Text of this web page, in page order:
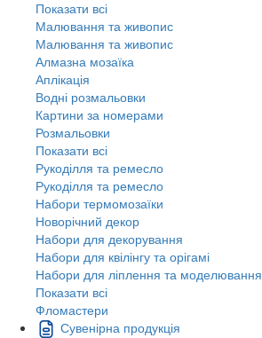
Показати всі
Малювання та живопис
Малювання та живопис
Алмазна мозаїка
Аплікація
Водні розмальовки
Картини за номерами
Розмальовки
Показати всі
Рукоділля та ремесло
Рукоділля та ремесло
Набори термомозаїки
Новорічний декор
Набори для декорування
Набори для квілінгу та орігамі
Набори для ліплення та моделювання
Показати всі
Фломастери
Сувенірна продукція